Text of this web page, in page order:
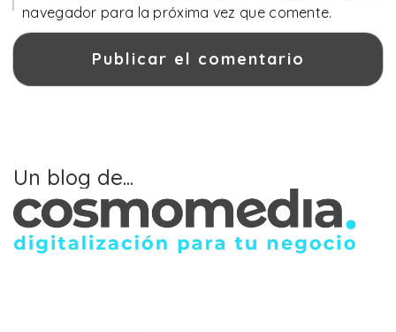
navegador para la próxima vez que comente.
Un blog de...